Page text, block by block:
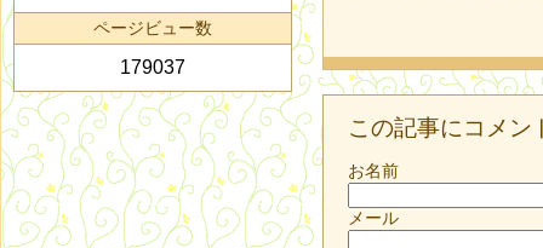
この記事にコメン
お名前
メール
ページビュー数
179037